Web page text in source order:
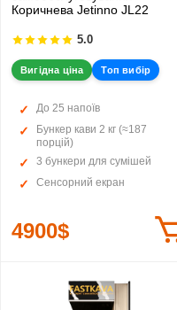
Коричнева Jetinno JL22
5.0
Вигідна ціна Топ вибір
До 25 напоїв
Бункер кави 2 кг (≈187
порцій)
3 бункери для сумішей
Сенсорний екран
4900$